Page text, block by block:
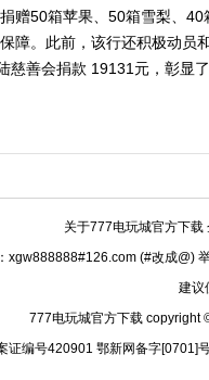
赠50箱苹果、50箱雪梨、
障。此前，该行还积极动员
慈善会捐款 19131元，彰显
关于777电玩城官方下载
xgw888888#126.com (#改成@)
建议
777电玩城官方下载 copyright
证编号420901 鄂新网备字[0701]